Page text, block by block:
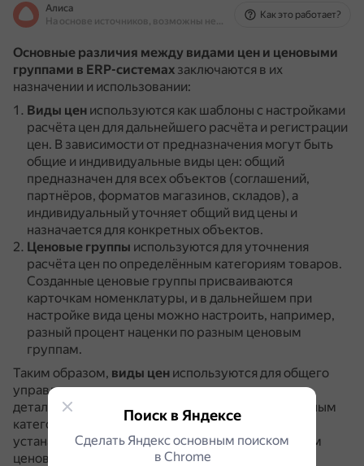
Алиса
На основе источников, возможны неточности
Как это работает?
Основные различия между видами цен и ценовыми
группами в ERP-системах заключаются в их
назначении и использовании:
Виды цен используются как шаблоны с настройками
расчёта цен для дальнейшего расчёта и регистрации
цен. В зависимости от предназначения могут быть
общие и индивидуальные виды цен: общий
предназначен для всех объектов (соглашений,
партнёров, форматов магазинов, складов), а
индивидуальный уточняет общий вид цены и
назначается для конкретных объектов.
Ценовые группы используются для уточнения
расчёта цен по определённым категориям товаров.
Созданные ценовые группы присваиваются
карточкам номенклатуры, и в дальнейшем при
настройке вида цены можно настроить, например,
разный процент наценки по разным ценовым
группам.
Таким образом, виды цен используются для общего
управления ценами, аценовые группы— для
детального уточнения расчёта цен по определённым
категориям товаров, позволяя, например,
устанавливать разный процент наценки по разным
ценовым группам.
Поиск в Яндексе
Сделать Яндекс основным поиском
в Сhrome